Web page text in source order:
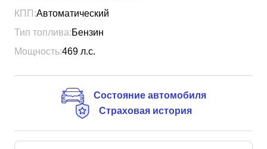
КПП:Автоматический
Тип топлива:Бензин
Мощность:469 л.с.
Состояние автомобиля
Страховая история